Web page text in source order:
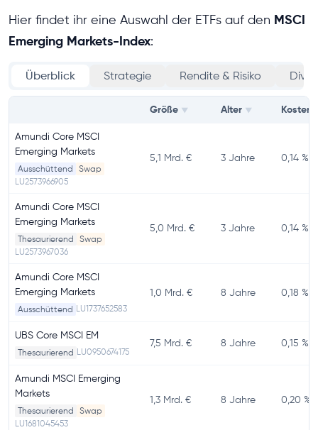
Hier findet ihr eine Auswahl der ETFs auf den MSCI
Emerging Markets-Index:
Überblick Strategie Rendite & Risiko
Größe ▼ Alter ▼ Kosten
Amundi Core MSCI
Emerging Markets
Ausschüttend
Swap
LU2573966905
5,1 Mrd. € 3 Jahre 0,14 %
Amundi Core MSCI
Emerging Markets
Thesaurierend
Swap
LU2573967036
5,0 Mrd. € 3 Jahre 0,14 %
Amundi Core MSCI
Emerging Markets
Ausschüttend LU1737652583
1,0 Mrd. € 8 Jahre 0,18 %
UBS Core MSCI EM
Thesaurierend LU0950674175
7,5 Mrd. € 8 Jahre 0,15 %
Amundi MSCI Emerging
Markets
Thesaurierend
Swap
LU1681045453
1,3 Mrd. € 8 Jahre 0,20 %